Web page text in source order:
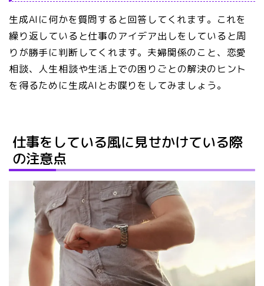
生成AIに何かを質問すると回答してくれます。これを
繰り返していると仕事のアイデア出しをしていると周
りが勝手に判断してくれます。夫婦関係のこと、恋愛
相談、人生相談や生活上での困りごとの解決のヒント
を得るために生成AIとお喋りをしてみましょう。
仕事をしている風に見せかけている際
の注意点